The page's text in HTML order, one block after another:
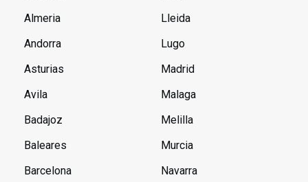
Almeria
Andorra
Asturias
Avila
Badajoz
Baleares
Barcelona
Lleida
Lugo
Madrid
Malaga
Melilla
Murcia
Navarra